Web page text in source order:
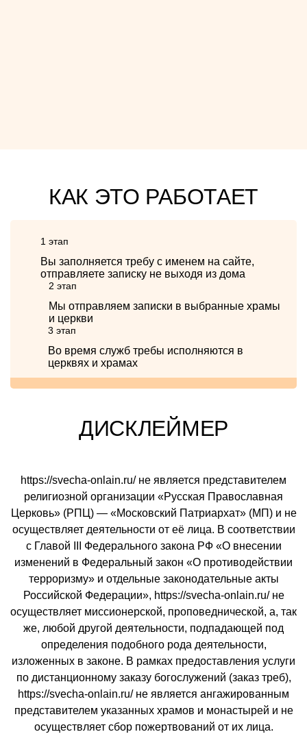
КАК ЭТО РАБОТАЕТ
1 этап
Вы заполняется требу с именем на сайте,
отправляете записку не выходя из дома
2 этап
Мы отправляем записки в выбранные храмы
и церкви
3 этап
Во время служб требы исполняются в
церквях и храмах
ДИСКЛЕЙМЕР
https://svecha-onlain.ru/ не является представителем
религиозной организации «Русская Православная
Церковь» (РПЦ) — «Московский Патриархат» (МП) и не
осуществляет деятельности от её лица. В соответствии
с Главой III Федерального закона РФ «О внесении
изменений в Федеральный закон «О противодействии
терроризму» и отдельные законодательные акты
Российской Федерации», https://svecha-onlain.ru/ не
осуществляет миссионерской, проповеднической, а, так
же, любой другой деятельности, подпадающей под
определения подобного рода деятельности,
изложенных в законе. В рамках предоставления услуги
по дистанционному заказу богослужений (заказ треб),
https://svecha-onlain.ru/ не является ангажированным
представителем указанных храмов и монастырей и не
осуществляет сбор пожертвований от их лица.